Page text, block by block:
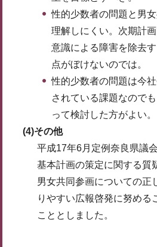
性的少数者の問題と男
理解しにくい。次期計
意識による障害を除去
点がぼけないのでは。
性的少数者の問題は今
されている課題なので
って検討した方がよい。
(4)その他
平成17年6月定例奈良県議
基本計画の策定に関する質
男女共同参画についての正
りやすい広報啓発に努める
こととしました。